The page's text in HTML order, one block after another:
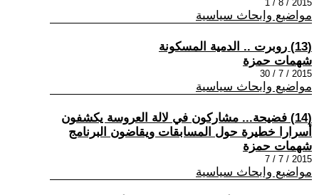
2015 / 8 / 1
مواضيع وابحاث سياسية
(13) روبرت .. الدمية المسكونة
شهمات حمزة
2015 / 7 / 30
مواضيع وابحاث سياسية
(14) فضيحة... مشاركون في لالة العروسة يكشفون
أسرارا خطيرة حول المسابقات ويقاضون البرنامج
شهمات حمزة
2015 / 7 / 7
مواضيع وابحاث سياسية